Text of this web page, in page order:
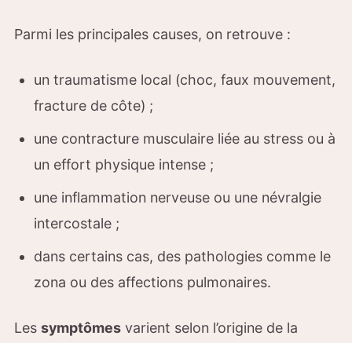
Parmi les principales causes, on retrouve :
un traumatisme local (choc, faux mouvement,
fracture de côte) ;
une contracture musculaire liée au stress ou à
un effort physique intense ;
une inflammation nerveuse ou une névralgie
intercostale ;
dans certains cas, des pathologies comme le
zona ou des affections pulmonaires.
Les symptômes varient selon l’origine de la